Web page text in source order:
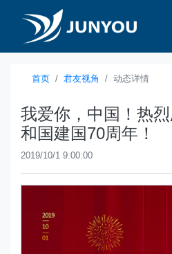
首页 君友视角 动态详情
我爱你，中国！热
和国建国70周年！
2019/10/1 9:00:00